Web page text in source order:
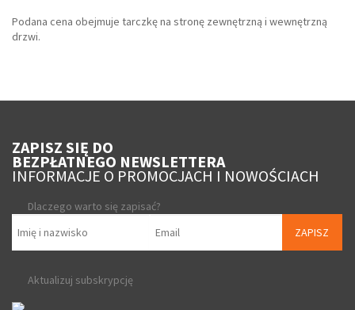
Podana cena obejmuje tarczkę na stronę zewnętrzną i wewnętrzną
drzwi.
ZAPISZ SIĘ DO
BEZPŁATNEGO NEWSLETTERA
INFORMACJE O PROMOCJACH I NOWOŚCIACH
Dlaczego warto się zapisać?
ZAPISZ
Aktualizuj subskrypcję